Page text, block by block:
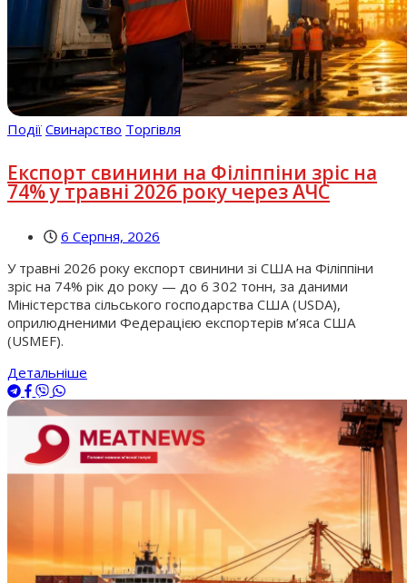
Події Свинарство Торгівля
Експорт свинини на Філіппіни зріс на
74% у травні 2026 року через АЧС
6 Серпня, 2026
У травні 2026 року експорт свинини зі США на Філіппіни
зріс на 74% рік до року — до 6 302 тонн, за даними
Міністерства сільського господарства США (USDA),
оприлюдненими Федерацією експортерів м’яса США
(USMEF).
Детальніше